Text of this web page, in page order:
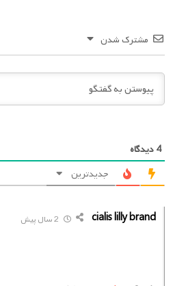
مشترک شدن
4دیدگاه
جدیدترین
cialis lilly brand